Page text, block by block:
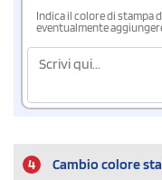
Indica il colore di stampa
eventualmente
4 Cambio colore